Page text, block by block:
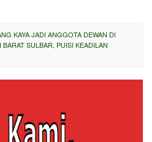
KAYA JADI ANGGOTA DEWAN DI
SULBAR, PUISI KEADILAN